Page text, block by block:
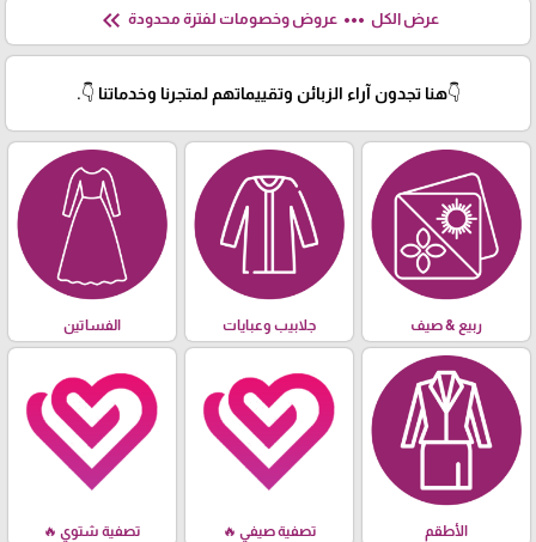
عرض الكل more_horiz عروض وخصومات لفترة محدودة keyboard_double_arrow_left
👇هنا تجدون آراء الزبائن وتقييماتهم لمتجرنا وخدماتنا 👇.
ربيع & صيف جلابيب وعبايات الفساتين
الأطقم تصفية صيفي 🔥 تصفية شتوي 🔥